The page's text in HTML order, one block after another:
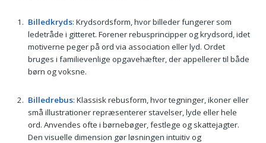
Billedkryds: Krydsordsform, hvor billeder fungerer som
ledetråde i gitteret. Forener rebusprincipper og krydsord, idet
motiverne peger på ord via association eller lyd. Ordet
bruges i familievenlige opgavehæfter, der appellerer til både
børn og voksne.
Billedrebus: Klassisk rebusform, hvor tegninger, ikoner eller
små illustrationer repræsenterer stavelser, lyde eller hele
ord. Anvendes ofte i børnebøger, festlege og skattejagter.
Den visuelle dimension gør løsningen intuitiv og